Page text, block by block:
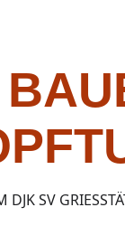
DJK SV